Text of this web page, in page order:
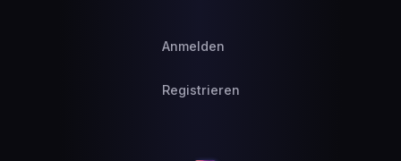
Anmelden
Registrieren